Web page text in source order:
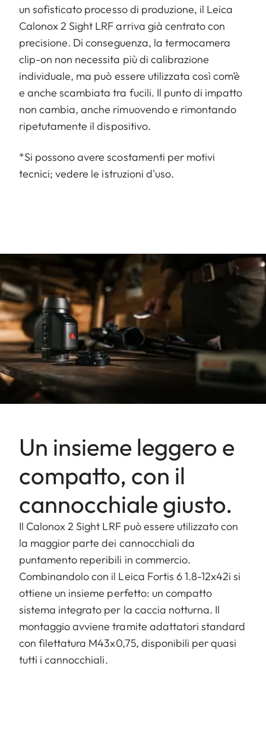
un sofisticato processo di produzione, il Leica
Calonox 2 Sight LRF arriva già centrato con
precisione. Di conseguenza, la termocamera
clip-on non necessita più di calibrazione
individuale, ma può essere utilizzata così com’è
e anche scambiata tra fucili. Il punto di impatto
non cambia, anche rimuovendo e rimontando
ripetutamente il dispositivo.
*Si possono avere scostamenti per motivi
tecnici; vedere le istruzioni d'uso.
Un insieme leggero e
compatto, con il
cannocchiale giusto.
Il Calonox 2 Sight LRF può essere utilizzato con
la maggior parte dei cannocchiali da
puntamento reperibili in commercio.
Combinandolo con il Leica Fortis 6 1.8-12x42i si
ottiene un insieme perfetto: un compatto
sistema integrato per la caccia notturna. Il
montaggio avviene tramite adattatori standard
con filettatura M43x0,75, disponibili per quasi
tutti i cannocchiali.